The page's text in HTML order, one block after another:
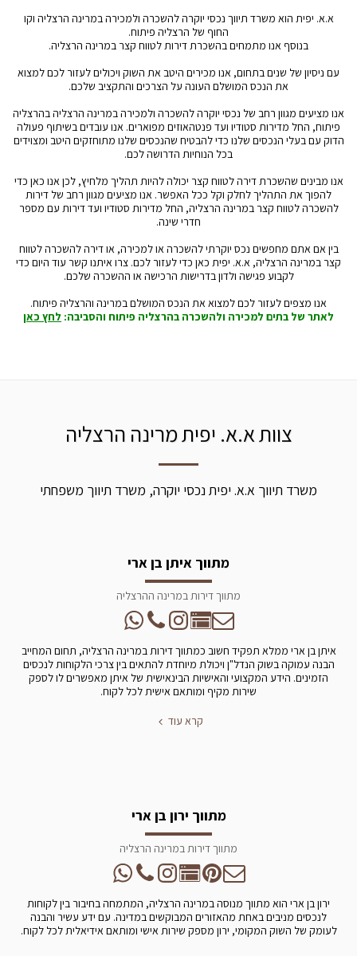
א.א. יפית הוא משרד תיווך נכסי יוקרה להשכרה ולמכירה במרינה הרצליה וקו
החוף של הרצליה פיתוח.
בנוסף אנו מתמחים בהשכרת דירות לטווח קצר במרינה הרצליה.
עם ניסיון של שנים בתחום, אנו מכירים היטב את השוק ויכולים לעזור לכם למצוא
את הנכס המושלם העונה על הצרכים והתקציב שלכם.
אנו מציעים מגוון רחב של נכסי יוקרה להשכרה ולמכירה במרינה הרצליה בהרצליה
פיתוח, החל מדירות סטודיו ועד פנטהאוזים מפוארים. אנו עובדים בשיתוף פעולה
הדוק עם בעלי הנכסים שלנו כדי להבטיח שהנכסים שלנו מתוחזקים היטב ומצוידים
בכל הנוחיות הדרושה לכם.
אנו מבינים שהשכרת דירה לטווח קצר יכולה להיות תהליך מלחיץ, לכן אנו כאן כדי
להפוך את התהליך לחלק וקל ככל האפשר. אנו מציעים מגוון רחב של דירות
להשכרה לטווח קצר במרינה הרצליה, החל מדירות סטודיו ועד דירות עם מספר
חדרי שינה.
בין אם אתם מחפשים נכס יוקרתי להשכרה או למכירה, או דירה להשכרה לטווח
קצר במרינה הרצליה, א.א. יפית כאן כדי לעזור לכם. צרו איתנו קשר עוד היום כדי
לקבוע פגישה ולדון בדרישות הרכישה או ההשכרה שלכם.
אנו מצפים לעזור לכם למצוא את הנכס המושלם במרינה והרצליה פיתוח.
לאתר של בתים למכירה ולהשכרה בהרצליה פיתוח והסביבה:לחץ כאן
צוות א.א. יפית מרינה הרצליה
משרד תיווך א.א. יפית נכסי יוקרה, משרד תיווך משפחתי
מתווך איתן בן ארי
מתווך דירות במרינה ההרצליה
איתן בן ארי ממלא תפקיד חשוב כמתווך דירות במרינה הרצליה, תחום המחייב
הבנה עמוקה בשוק הנדל"ן ויכולת מיוחדת להתאים בין צרכי הלקוחות לנכסים
הזמינים. הידע המקצועי והאישיות הבינאישית של איתן מאפשרים לו לספק
שירות מקיף ומותאם אישית לכל לקוח.
קרא עוד
מתווך ירון בן ארי
מתווך דירות במרינה הרצליה
ירון בן ארי הוא מתווך מנוסה במרינה הרצליה, המתמחה בחיבור בין לקוחות
לנכסים מניבים באחת מהאזורים המבוקשים במדינה. עם ידע עשיר והבנה
לעומק של השוק המקומי, ירון מספק שירות אישי ומותאם אידיאלית לכל לקוח.